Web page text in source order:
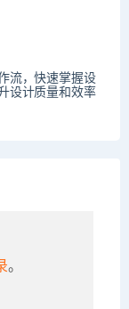
流，快速掌握设
设计质量和效率
。